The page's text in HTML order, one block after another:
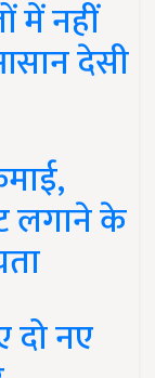
में नहीं
देसी
लगाने के
दो नए